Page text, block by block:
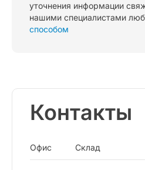
уточнения информации
нашими специалистами
способом
Контакты
Офис Склад